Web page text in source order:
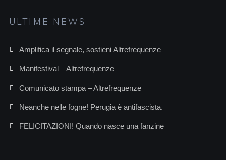
ULTIME NEWS
Amplifica il segnale, sostieni Altrefrequenze
Manifestival – Altrefrequenze
Comunicato stampa – Altrefrequenze
Neanche nelle fogne! Perugia è antifascista.
FELICITAZIONI! Quando nasce una fanzine